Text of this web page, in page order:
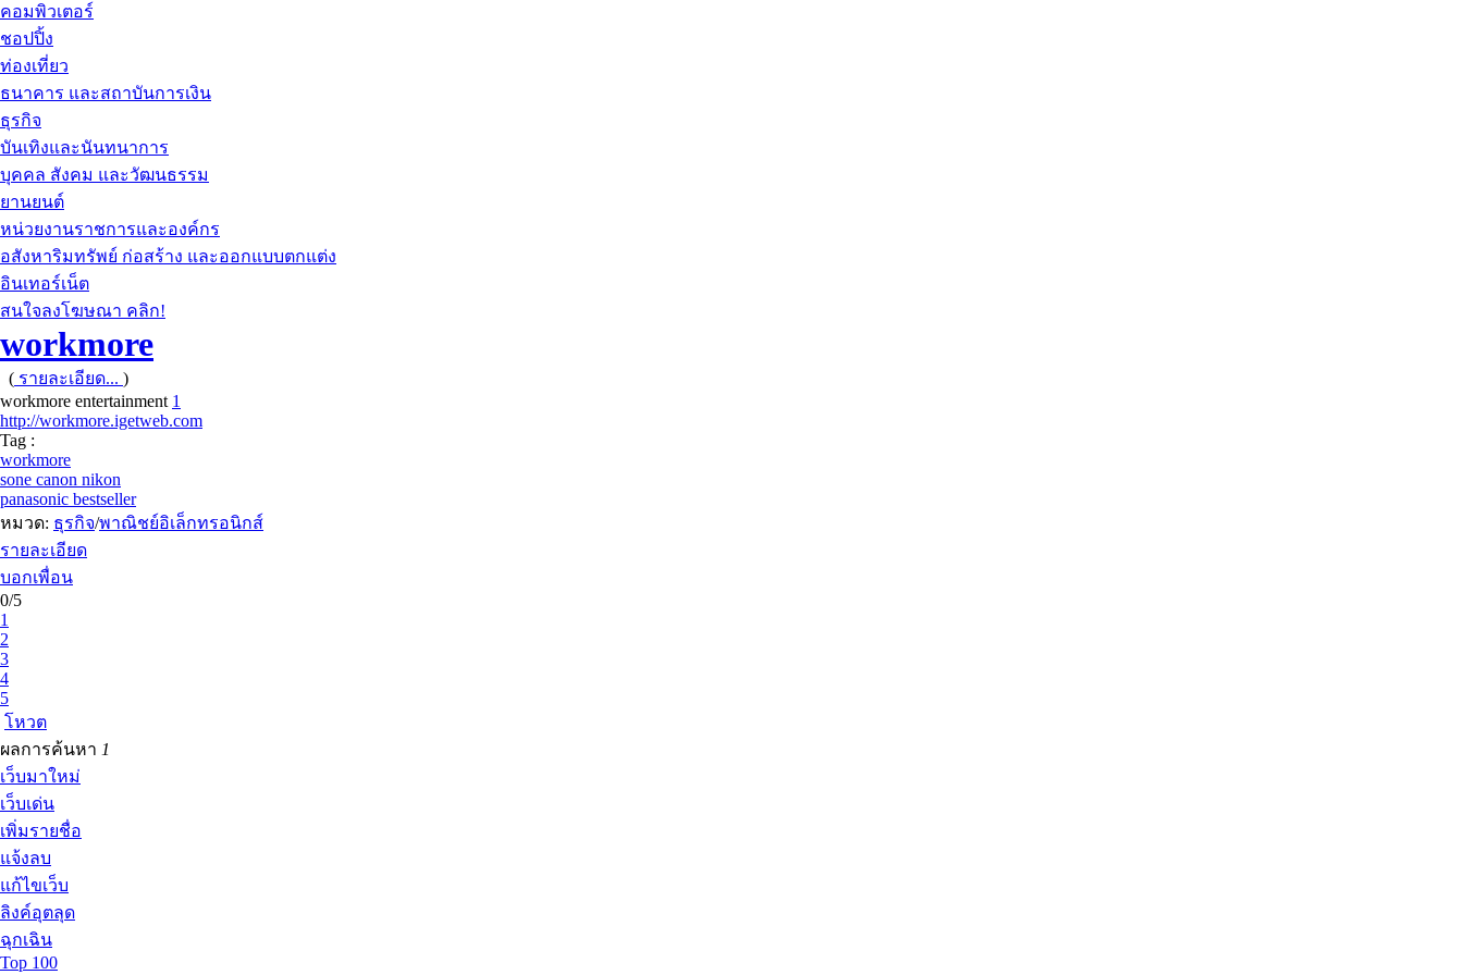
คอมพิวเตอร์
ชอปปิ้ง
ท่องเที่ยว
ธนาคาร และสถาบันการเงิน
ธุรกิจ
บันเทิงและนันทนาการ
บุคคล สังคม และวัฒนธรรม
ยานยนต์
หน่วยงานราชการและองค์กร
อสังหาริมทรัพย์ ก่อสร้าง และออกแบบตกแต่ง
อินเทอร์เน็ต
สนใจลงโฆษณา คลิก!
workmore
( รายละเอียด... )
workmore entertainment 1
http://workmore.igetweb.com
Tag :
workmore
sone canon nikon
panasonic bestseller
หมวด: ธุรกิจ/พาณิชย์อิเล็กทรอนิกส์
รายละเอียด
บอกเพื่อน
0/5
1
2
3
4
5
โหวต
ผลการค้นหา 1
เว็บมาใหม่
เว็บเด่น
เพิ่มรายชื่อ
แจ้งลบ
แก้ไขเว็บ
ลิงค์อุตลุด
ฉุกเฉิน
Top 100